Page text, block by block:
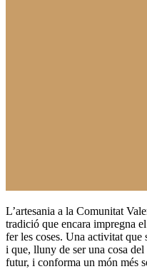
L’artesania a la Comunitat
tradició que encara impregna
fer les coses. Una activitat
i que, lluny de ser una cosa
futur, i conforma un món més